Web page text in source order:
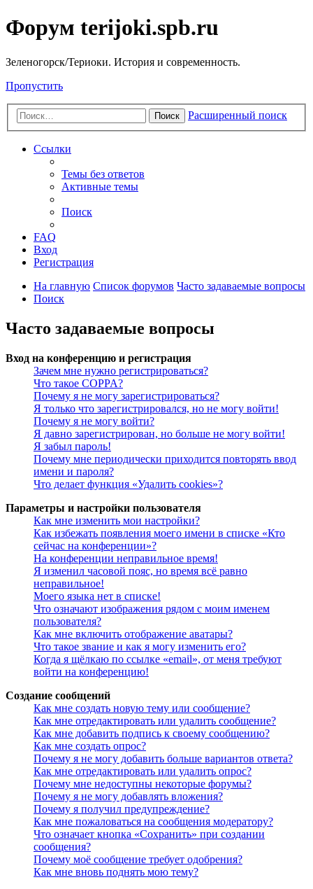
Форум terijoki.spb.ru
Зеленогорск/Териоки. История и современность.
Пропустить
Поиск Расширенный поиск
Ссылки
Темы без ответов
Активные темы
Поиск
FAQ
Вход
Регистрация
На главную Список форумов Часто задаваемые вопросы
Поиск
Часто задаваемые вопросы
Вход на конференцию и регистрация
Зачем мне нужно регистрироваться?
Что такое COPPA?
Почему я не могу зарегистрироваться?
Я только что зарегистрировался, но не могу войти!
Почему я не могу войти?
Я давно зарегистрирован, но больше не могу войти!
Я забыл пароль!
Почему мне периодически приходится повторять ввод
имени и пароля?
Что делает функция «Удалить cookies»?
Параметры и настройки пользователя
Как мне изменить мои настройки?
Как избежать появления моего имени в списке «Кто
сейчас на конференции»?
На конференции неправильное время!
Я изменил часовой пояс, но время всё равно
неправильное!
Моего языка нет в списке!
Что означают изображения рядом с моим именем
пользователя?
Как мне включить отображение аватары?
Что такое звание и как я могу изменить его?
Когда я щёлкаю по ссылке «email», от меня требуют
войти на конференцию!
Создание сообщений
Как мне создать новую тему или сообщение?
Как мне отредактировать или удалить сообщение?
Как мне добавить подпись к своему сообщению?
Как мне создать опрос?
Почему я не могу добавить больше вариантов ответа?
Как мне отредактировать или удалить опрос?
Почему мне недоступны некоторые форумы?
Почему я не могу добавлять вложения?
Почему я получил предупреждение?
Как мне пожаловаться на сообщения модератору?
Что означает кнопка «Сохранить» при создании
сообщения?
Почему моё сообщение требует одобрения?
Как мне вновь поднять мою тему?